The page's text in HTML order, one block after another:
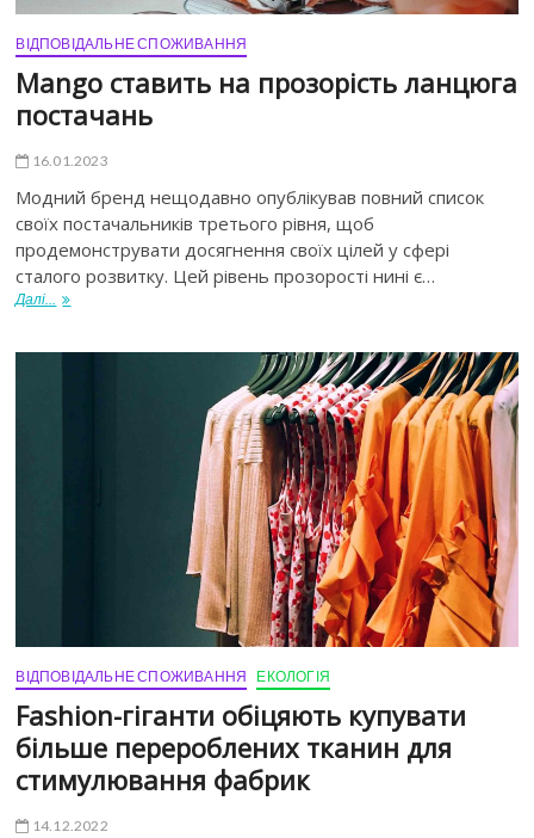
ВІДПОВІДАЛЬНЕ СПОЖИВАННЯ
Mango ставить на прозорість ланцюга
постачань
16.01.2023
Модний бренд нещодавно опублікував повний список
своїх постачальників третього рівня, щоб
продемонструвати досягнення своїх цілей у сфері
сталого розвитку. Цей рівень прозорості нині є…
Далі...
ВІДПОВІДАЛЬНЕ СПОЖИВАННЯ ЕКОЛОГІЯ
Fashion-гіганти обіцяють купувати
більше перероблених тканин для
стимулювання фабрик
14.12.2022